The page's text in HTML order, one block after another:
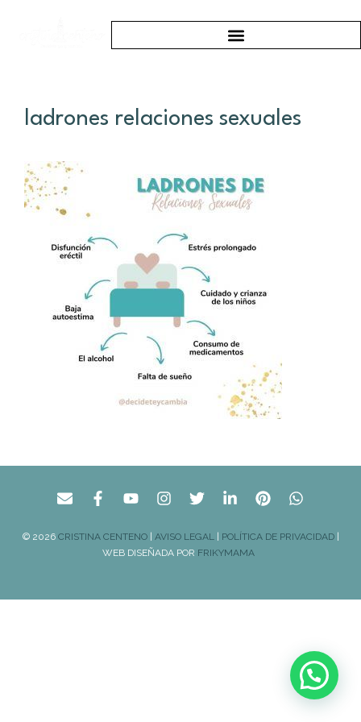
ladrones relaciones sexuales
© 2026 CRISTINA CENTENO| AVISO LEGAL| POLÍTICA DE PRIVACIDAD|
WEB DISEÑADA POR FRIKYMAMA